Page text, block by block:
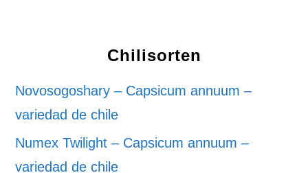
Chilisorten
Novosogoshary – Capsicum annuum –
variedad de chile
Numex Twilight – Capsicum annuum –
variedad de chile